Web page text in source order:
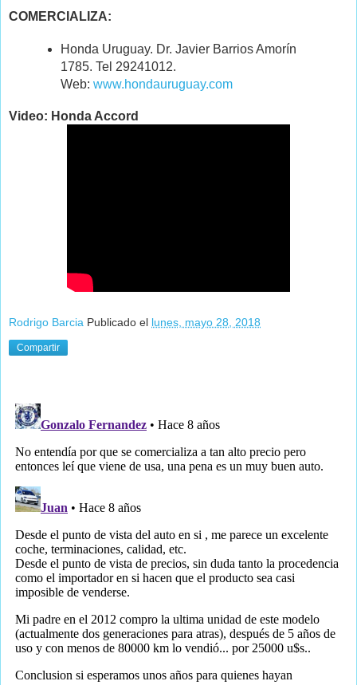
COMERCIALIZA:
Honda Uruguay. Dr. Javier Barrios Amorín
1785. Tel 29241012.
Web: www.hondauruguay.com
Video: Honda Accord
Rodrigo Barcia Publicado el lunes, mayo 28, 2018
Compartir